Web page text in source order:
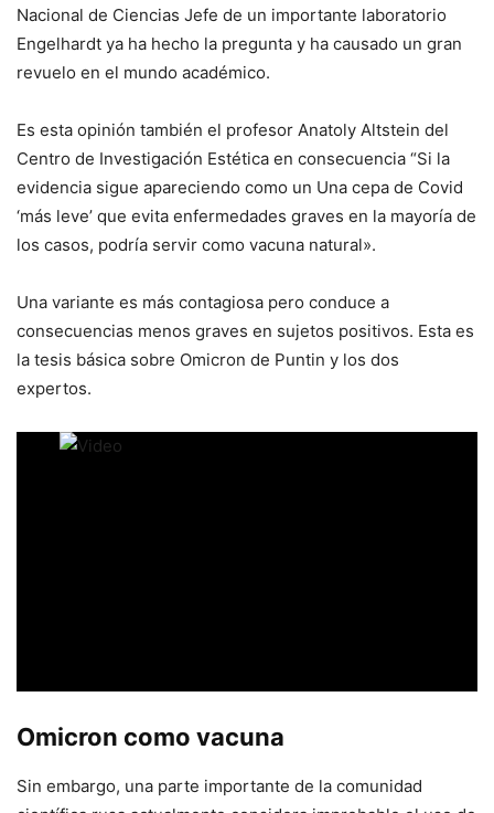
Nacional de Ciencias Jefe de un importante laboratorio
Engelhardt ya ha hecho la pregunta y ha causado un gran
revuelo en el mundo académico.
Es esta opinión también el profesor Anatoly Altstein del
Centro de Investigación Estética en consecuencia “Si la
evidencia sigue apareciendo como un Una cepa de Covid
‘más leve’ que evita enfermedades graves en la mayoría de
los casos, podría servir como vacuna natural».
Una variante es más contagiosa pero conduce a
consecuencias menos graves en sujetos positivos. Esta es
la tesis básica sobre Omicron de Puntin y los dos
expertos.
Omicron como vacuna
Sin embargo, una parte importante de la comunidad